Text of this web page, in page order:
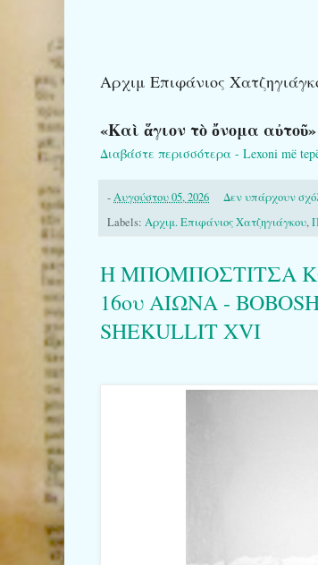
Αρχιμ Επιφάνιος
«Καὶ ἅγιον τὸ ὄνομα αὐτοῦ»
Διαβάστε περισσότερα - Lexoni më
-Αυγούστου 05, 2026
Δεν υπάρχουν
Labels: Αρχιμ. Επιφάνιος Χατζηγιάγκου,
Η ΜΠΟΜΠΟΣΤΙΤΣΑ
16ου ΑΙΩΝΑ -
SHEKULLIT XVI